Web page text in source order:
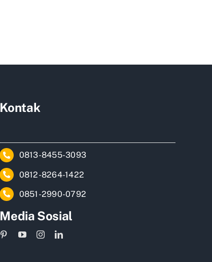
Kontak
0813-8455-3093
0812-8264-1422
0851-2990-0792
Media Sosial